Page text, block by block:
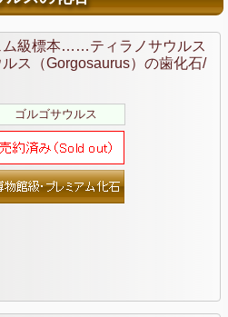
ム級標本……ティラノサウルス
ス（Gorgosaurus）の歯化石/
ゴルゴサウルス